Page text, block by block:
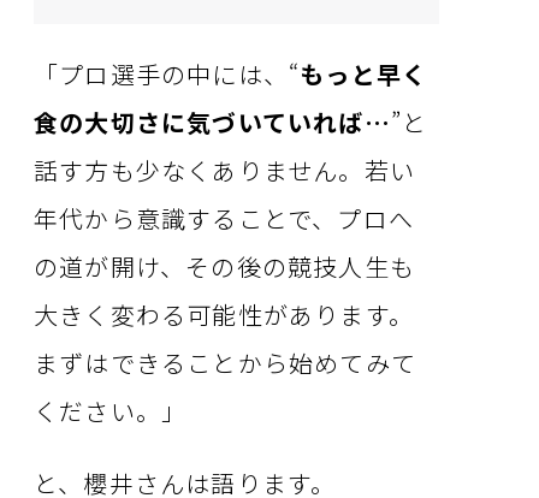
「プロ選手の中には、“もっと早く
食の大切さに気づいていれば…”と
話す方も少なくありません。若い
年代から意識することで、プロへ
の道が開け、その後の競技人生も
大きく変わる可能性があります。
まずはできることから始めてみて
ください。」
と、櫻井さんは語ります。